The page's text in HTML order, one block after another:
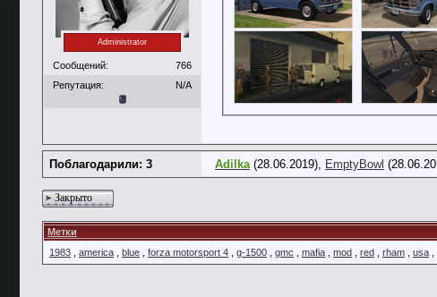
Administrator
Сообщений:
766
Репутация:
N/A
Поблагодарили: 3 Adilka(28.06.2019), EmptyBowl
Закрыто
Метки
1983
america blue forza motorsport 4 g-1500 gmc mafia mod red rham usa